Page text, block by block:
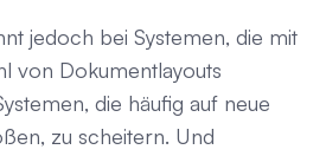
jedoch bei Systemen, die mit
von Dokumentlayouts
die häufig auf neue
zu scheitern. Und